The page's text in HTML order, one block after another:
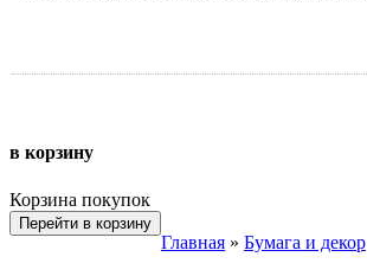
в корзину
Корзина покупок
Перейти в корзину
Главная » Бумага и декор